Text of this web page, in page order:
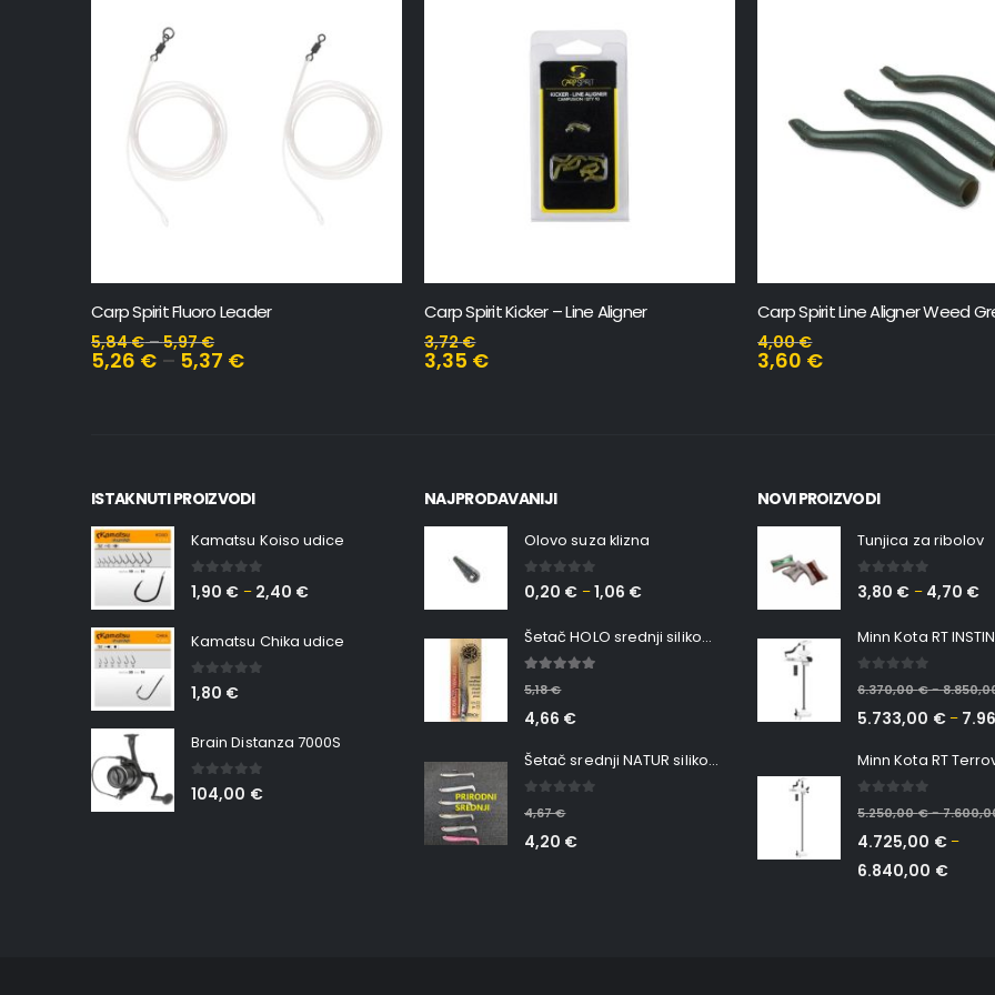
Carp Spirit Kicker – Line Aligner
3,72€
3,35 €
Carp Spirit Line Aligner Weed Green
4,00€
3,60€
Carp Spirit Rod Rest U
1,35€ 1,22
ISTAKNUTI PROIZVODI
Kamatsu Koiso udice
0 out of 5
1,90 € – 2,40 €
Kamatsu Chika udice
0 out of 5
1,80 €
Brain Distanza 7000S
0out of 5
104,00 €
NAJPRODAVANIJI
Olovo suza klizna
0 out of 5
0,20 € –1,06 €
Šetač HOLO srednji silikonska Ribica Belgrade Walker
5,18€
4,66 €
Šetač srednji NATUR silikonska ribica Belgrade Walker
4,67€
4,20 €
NOVI PROIZVODI
Tunjica za ribolov
0 out of 5
3,80 € – 4,70 €
6.370,00€–
5.733,00 €–
5.250,00€–
4.725,00 €–
6.840,00 €